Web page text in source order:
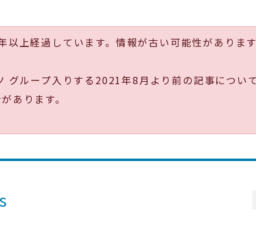
以上経過しています。情報が古い可能性がありま
グループ入りする2021年8月より前の記事につい
あります。